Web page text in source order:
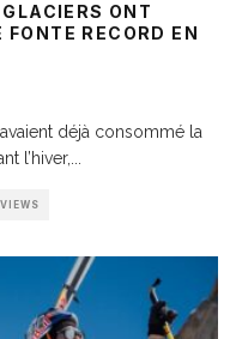
ONT
RECORD EN
déjà consommé la
l’hiver,